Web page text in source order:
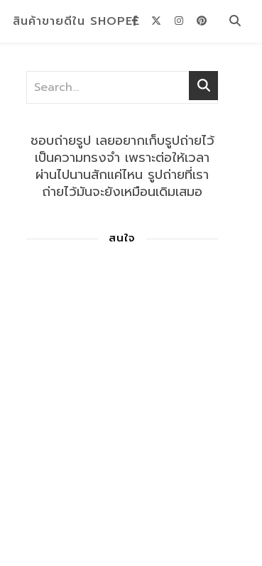
สินค้าขายดีใน SHOPEE
ชอบถ่ายรูป เลยอยากเก็บรูปถ่ายไว้
เป็นความทรงจำ เพราะต่อให้เวลา
ผ่านไปนานสักแค่ไหน รูปถ่ายที่เรา
ถ่ายไว้มันจะยังเหมือนเดิมเสมอ
สนใจ